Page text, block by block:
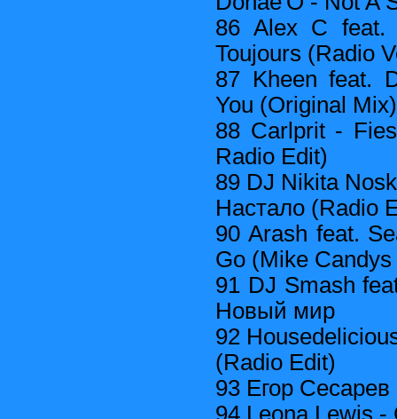
86 Alex C feat.
Toujours (Radio
87 Kheen feat.
You (Original Mix)
88 Carlprit -
Radio Edit)
89 DJ Nikita
Настало (Radio
90 Arash feat.
Go (Mike
91 DJ Smash
Новый мир
92
(Radio Edit)
93 Егор
94 Leona Lewis -